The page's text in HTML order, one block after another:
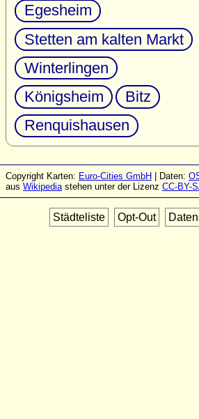
Egesheim
Stetten am kalten Markt
Winterlingen
Königsheim
Bitz
Renquishausen
Copyright Karten: Euro-Cities GmbH | Daten:
aus Wikipediastehen unter der Lizenz CC-BY-
Städteliste Opt-Out